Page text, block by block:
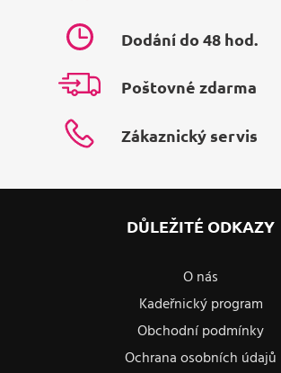
Dodání do 48 hod.
Poštovné zdarma
Zákaznický servis
DŮLEŽITÉ ODKAZY
O nás
Kadeřnický program
Obchodní podmínky
Ochrana osobních údajů